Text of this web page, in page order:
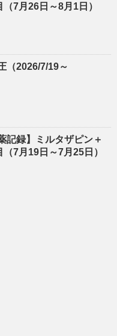
7月26日～8月1日）
（2026/7/19～
記録】ミルタザピン＋
7月19日～7月25日）